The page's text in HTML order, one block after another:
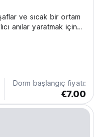
ve sıcak bir ortam
anılar yaratmak için
Dorm başlangıç fiyatı:
€7.00